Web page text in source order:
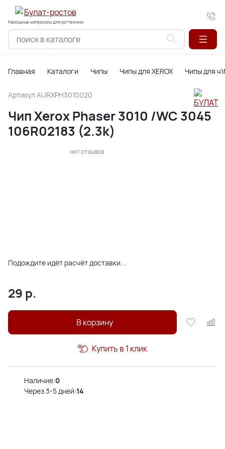
Расходные материалы для оргтехники
Главная Каталоги Чипы Чипы для XEROX Чипы для
Артикул AURXPH3010020
Чип Xerox Phaser 3010 /WC 3045
106R02183 (2.3k)
нет отзывов
Подождите идёт расчёт доставки...
29 р.
В корзину
Купить в 1 клик
Наличие:0
Через 3-5 дней:14